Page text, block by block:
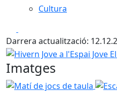
Cultura
Darrera actualització:
Hivern Jove a l'Espai Jove El
Imatges
Matí de jocs de taula